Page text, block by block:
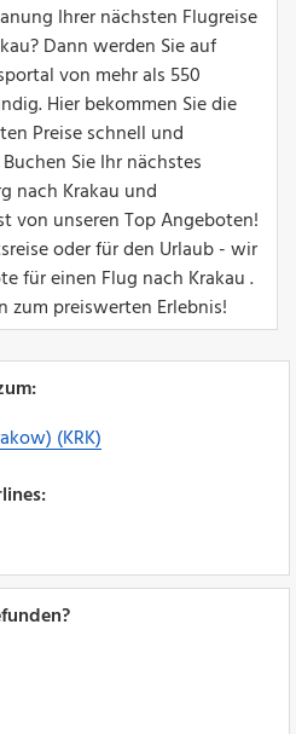
Ihrer nächsten Flugreise
Dann werden Sie auf
von mehr als 550
Hier bekommen Sie die
Preise schnell und
Sie Ihr nächstes
nach Krakau und
von unseren Top Angeboten!
oder für den Urlaub - wir
für einen Flug nach Krakau .
zum preiswerten Erlebnis!
(KRK)